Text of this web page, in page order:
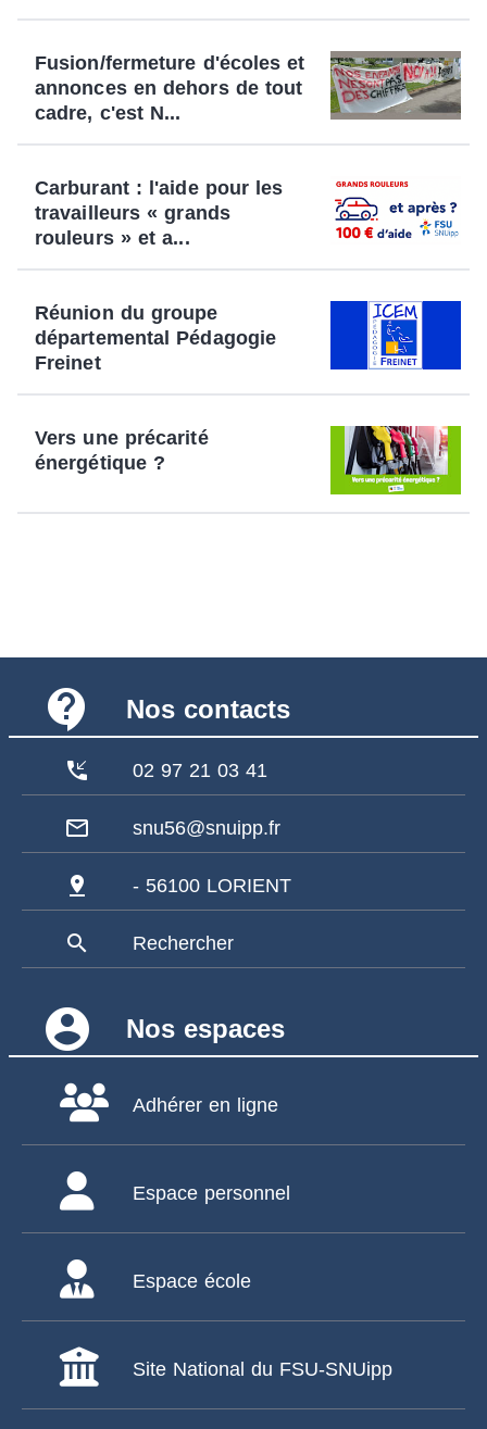
Fusion/fermeture d'écoles et
annonces en dehors de tout
cadre, c'est N...
Carburant : l'aide pour les
travailleurs « grands
rouleurs » et a...
Réunion du groupe
départemental Pédagogie
Freinet
Vers une précarité
énergétique ?
contact_support Nos contacts
phone_callback 02 97 21 03 41
mail_outline snu56@snuipp.fr
pin_drop - 56100 LORIENT
search Rechercher
account_circle Nos espaces
Adhérer en ligne
Espace personnel
Espace école
Site National du FSU-SNUipp